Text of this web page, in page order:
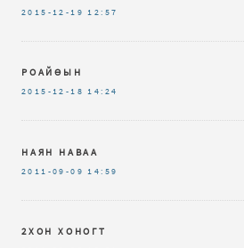
2015-12-19 12:57
РОАЙӨЫН
2015-12-18 14:24
НАЯН НАВАА
2011-09-09 14:59
2ХОН ХОНОГТ